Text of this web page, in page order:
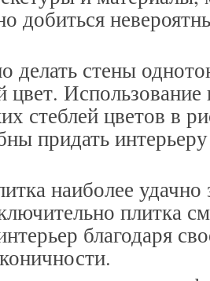
добиться
делать стены
цвет.
стеблей цветов в
придать
наиболее удачно
плитка
благодаря